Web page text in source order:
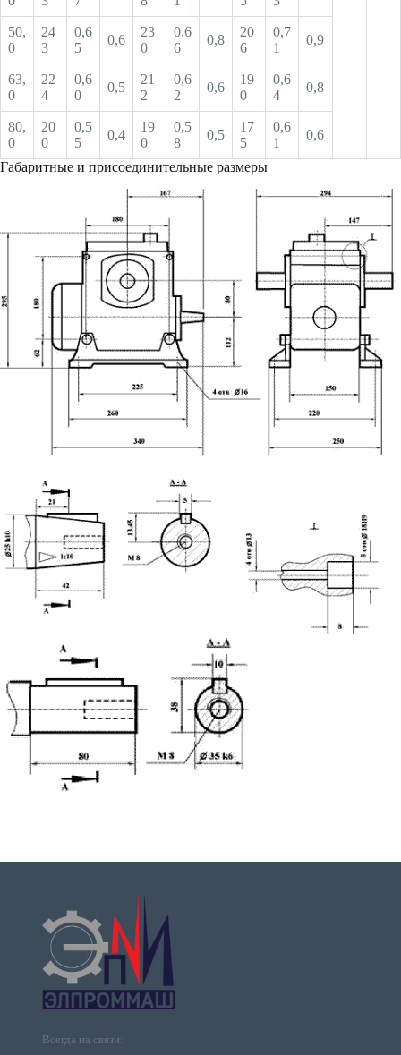
50,
0
24
3
0,6
5
0,6
23
0
0,6
6
0,8
20
6
0,7
1
0,9
63,
0
22
4
0,6
0
0,5
21
2
0,6
2
0,6
19
0
0,6
4
0,8
80,
0
20
0
0,5
5
0,4
19
0
0,5
8
0,5
17
5
0,6
1
0,6
Габаритные и присоединительные размеры
Всегда на связи: